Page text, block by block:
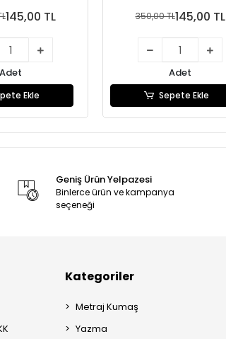
145,00 TL
Adet
Ekle
350,00 TL145,00 TL
Adet
Sepete Ekle
Geniş Ürün Yelpazesi
Binlerce ürün ve kampanya
seçeneği
Kategoriler
Metraj Kumaş
Yazma